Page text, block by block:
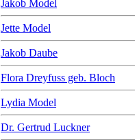
Jakob Model
Jette Model
Jakob Daube
Flora Dreyfuss geb. Bloch
Lydia Model
Dr. Gertrud Luckner